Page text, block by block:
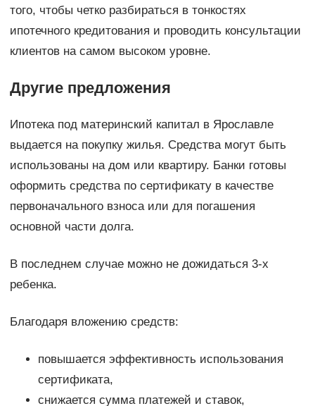
того, чтобы четко разбираться в тонкостях
ипотечного кредитования и проводить консультации
клиентов на самом высоком уровне.
Другие предложения
Ипотека под материнский капитал в Ярославле
выдается на покупку жилья. Средства могут быть
использованы на дом или квартиру. Банки готовы
оформить средства по сертификату в качестве
первоначального взноса или для погашения
основной части долга.
В последнем случае можно не дожидаться 3-х
ребенка.
Благодаря вложению средств:
повышается эффективность использования
сертификата,
снижается сумма платежей и ставок,